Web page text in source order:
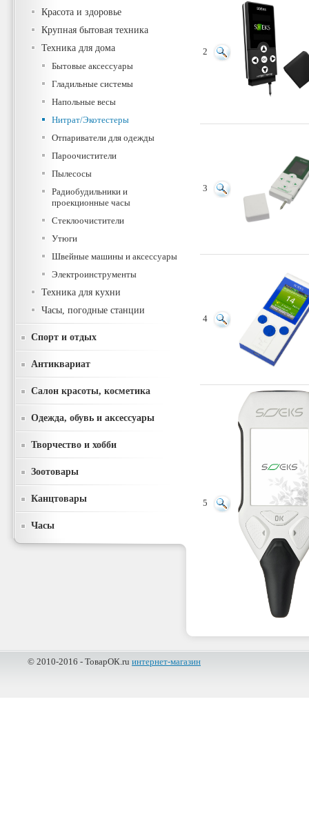
Красота и здоровье
Крупная бытовая техника
Техника для дома
Бытовые аксессуары
Гладильные системы
Напольные весы
Нитрат/Экотестеры
Отпариватели для одежды
Пароочистители
Пылесосы
Радиобудильники и
проекционные часы
Стеклоочистители
Утюги
Швейные машины и аксессуары
Электроинструменты
Техника для кухни
Часы, погодные станции
Спорт и отдых
Антиквариат
Салон красоты, косметика
Одежда, обувь и аксессуары
Творчество и хобби
Зоотовары
Канцтовары
Часы
2
3
4
5
© 2010-2016 - ТоварОК.ru интернет-магазин